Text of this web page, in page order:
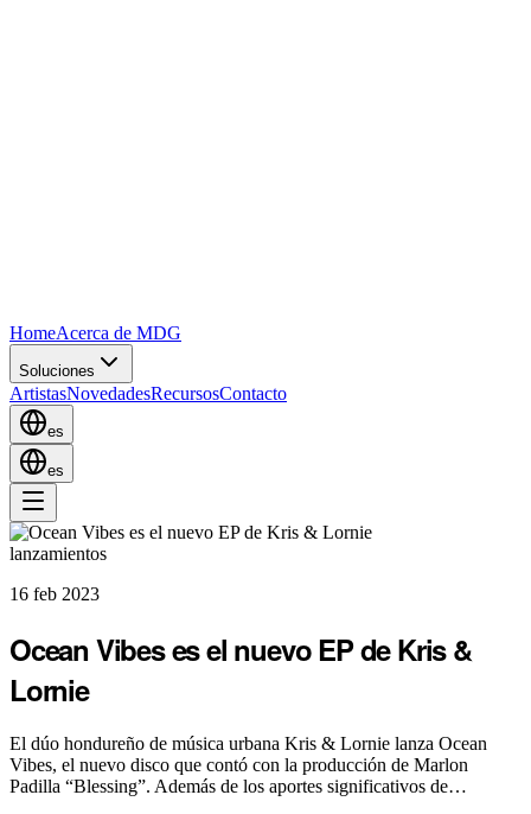
HomeAcerca de MDG
Soluciones
ArtistasNovedadesRecursosContacto
es
es
lanzamientos
16 feb 2023
Ocean Vibes es el nuevo EP de Kris &
Lornie
El dúo hondureño de música urbana Kris & Lornie lanza Ocean
Vibes, el nuevo disco que contó con la producción de Marlon
Padilla “Blessing”. Además de los aportes significativos de…